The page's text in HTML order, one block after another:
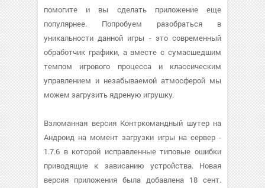
помогите и вы сделать приложение еще
популярнее. Попробуем разобраться в
уникальности данной игры - это современный
обработчик графики, а вместе с сумасшедшим
темпом игрового процесса и классическим
управлением и незабываемой атмосферой мы
можем загрузить ядреную игрушку.
Взломанная версия Контркомандный шутер на
Андроид на момент загрузки игры на сервер -
1.7.6 в которой исправленные типовые ошибки
приводящие к зависанию устройства. Новая
версия приложения была добавлена 18 сент.